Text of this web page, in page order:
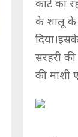
कांटे का
के शालू के
सरहरी
की मांशी